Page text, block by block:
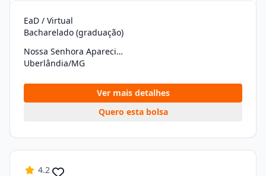
EaD / Virtual
Bacharelado (graduação)
Nossa Senhora Aparecida
Uberlândia/MG
Ver mais detalhes
Quero esta bolsa
4.2